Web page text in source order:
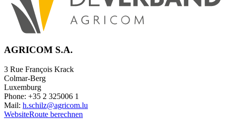
AGRICOM S.A.
3 Rue François Krack
Colmar-Berg
Luxemburg
Phone: +35 2 325006 1
Mail: h.schilz@agricom.lu
WebsiteRoute berechnen